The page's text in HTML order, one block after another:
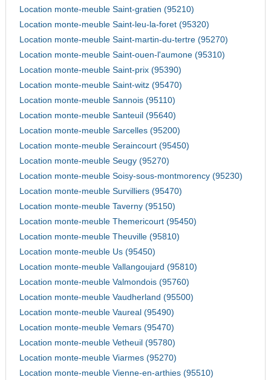
Location monte-meuble Saint-gratien (95210)
Location monte-meuble Saint-leu-la-foret (95320)
Location monte-meuble Saint-martin-du-tertre (95270)
Location monte-meuble Saint-ouen-l'aumone (95310)
Location monte-meuble Saint-prix (95390)
Location monte-meuble Saint-witz (95470)
Location monte-meuble Sannois (95110)
Location monte-meuble Santeuil (95640)
Location monte-meuble Sarcelles (95200)
Location monte-meuble Seraincourt (95450)
Location monte-meuble Seugy (95270)
Location monte-meuble Soisy-sous-montmorency (95230)
Location monte-meuble Survilliers (95470)
Location monte-meuble Taverny (95150)
Location monte-meuble Themericourt (95450)
Location monte-meuble Theuville (95810)
Location monte-meuble Us (95450)
Location monte-meuble Vallangoujard (95810)
Location monte-meuble Valmondois (95760)
Location monte-meuble Vaudherland (95500)
Location monte-meuble Vaureal (95490)
Location monte-meuble Vemars (95470)
Location monte-meuble Vetheuil (95780)
Location monte-meuble Viarmes (95270)
Location monte-meuble Vienne-en-arthies (95510)